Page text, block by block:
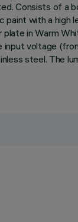
Consists of
with a
in Warm
voltage
steel.